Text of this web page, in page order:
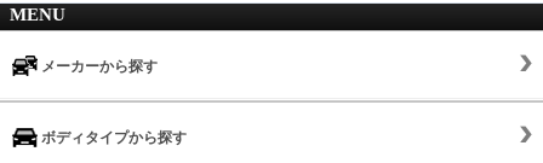
MENU
メーカーから探す
ボディタイプから探す